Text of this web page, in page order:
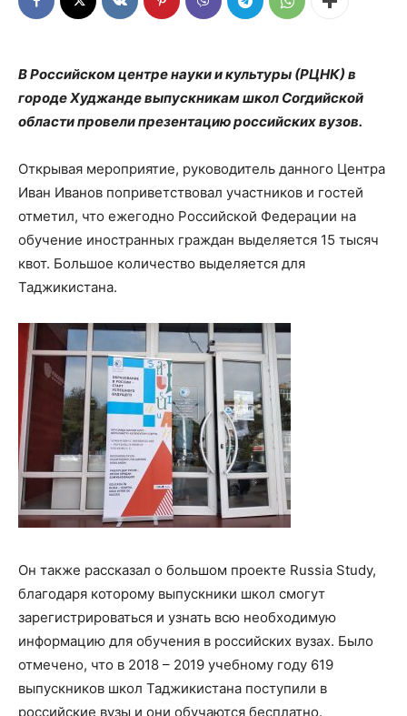
В Российском центре науки и культуры (РЦНК) в
городе Худжанде выпускникам школ Согдийской
области провели презентацию российских вузов.
Открывая мероприятие, руководитель данного Центра
Иван Иванов поприветствовал участников и гостей
отметил, что ежегодно Российской Федерации на
обучение иностранных граждан выделяется 15 тысяч
квот. Большое количество выделяется для
Таджикистана.
Он также рассказал о большом проекте Russia Study,
благодаря которому выпускники школ смогут
зарегистрироваться и узнать всю необходимую
информацию для обучения в российских вузах. Было
отмечено, что в 2018 – 2019 учебному году 619
выпускников школ Таджикистана поступили в
российские вузы и они обучаются бесплатно.